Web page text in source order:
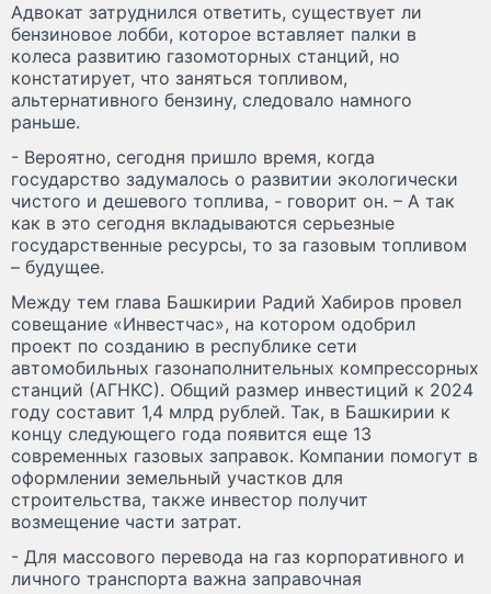
Адвокат затруднился ответить, существует ли
бензиновое лобби, которое вставляет палки в
колеса развитию газомоторных станций, но
констатирует, что заняться топливом,
альтернативного бензину, следовало намного
раньше.
- Вероятно, сегодня пришло время, когда
государство задумалось о развитии экологически
чистого и дешевого топлива, - говорит он. – А так
как в это сегодня вкладываются серьезные
государственные ресурсы, то за газовым топливом
– будущее.
Между тем глава Башкирии Радий Хабиров провел
совещание «Инвестчас», на котором одобрил
проект по созданию в республике сети
автомобильных газонаполнительных компрессорных
станций (АГНКС). Общий размер инвестиций к 2024
году составит 1,4 млрд рублей. Так, в Башкирии к
концу следующего года появится еще 13
современных газовых заправок. Компании помогут в
оформлении земельный участков для
строительства, также инвестор получит
возмещение части затрат.
- Для массового перевода на газ корпоративного и
личного транспорта важна заправочная